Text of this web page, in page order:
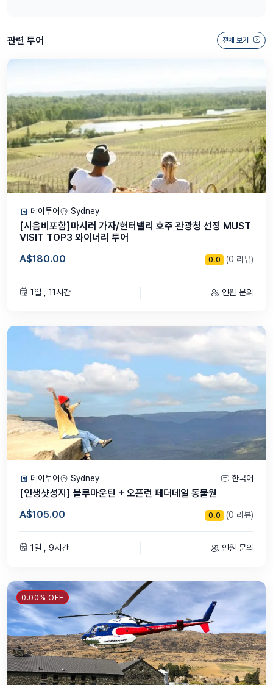
관련 투어 전체 보기
데이투어 Sydney
[시음비포함]마시러 가자/헌터밸리 호주 관광청 선정 MUST
VISIT TOP3 와이너리 투어
A$180.00
0.0 (0 리뷰)
1일 , 11시간 인원 문의
데이투어 Sydney 한국어
[인생샷성지] 블루마운틴 + 오픈런 페더데일 동물원
A$105.00
0.0 (0 리뷰)
1일 , 9시간 인원 문의
0.00% OFF